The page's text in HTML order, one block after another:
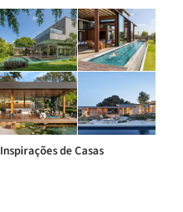
Inspirações de Casas